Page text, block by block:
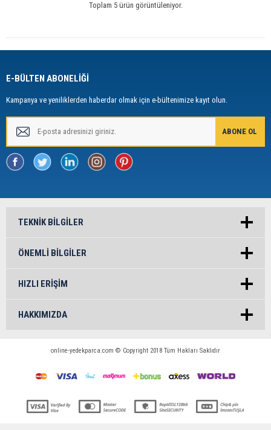
Toplam 5 ürün görüntüleniyor.
E-BÜLTEN ABONELİĞİ
Kampanya ve yeniliklerden haberdar olmak için e-bültenimize kayıt olun.
TEKNIK BILGILER
ÖNEMLI BILGILER
HIZLI ERIŞIM
HAKKIMIZDA
online-yedekparca.com © Copyright 2018 Tüm Hakları Saklıdır